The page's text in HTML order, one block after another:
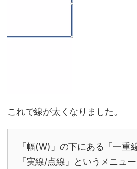
これで線が太くなりました。
「幅(W)」の下にある「一重
「実線/点線」というメニュ